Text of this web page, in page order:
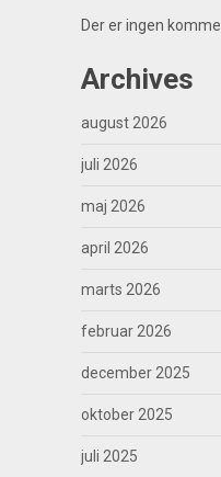
Der er ingen
Archives
august 2026
juli 2026
maj 2026
april 2026
marts 2026
februar 2026
december 2025
oktober 2025
juli 2025